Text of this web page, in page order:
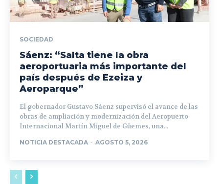
SOCIEDAD
Sáenz: “Salta tiene la obra
aeroportuaria más importante del
país después de Ezeiza y
Aeroparque”
El gobernador Gustavo Sáenz supervisó el avance de las
obras de ampliación y modernización del Aeropuerto
Internacional Martín Miguel de Güemes, una...
NOTICIA DESTACADA - AGOSTO 5, 2026